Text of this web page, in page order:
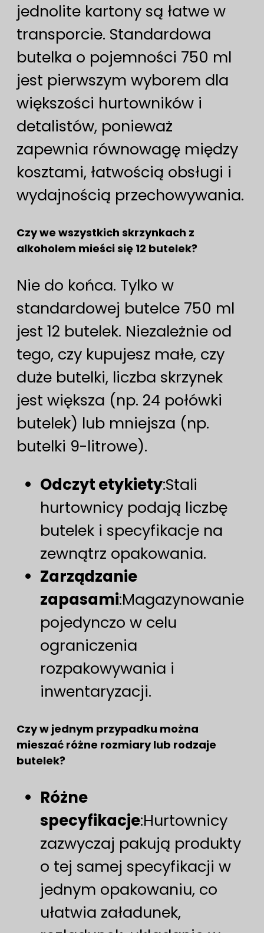
jednolite kartony są łatwe w
transporcie. Standardowa
butelka o pojemności 750 ml
jest pierwszym wyborem dla
większości hurtowników i
detalistów, ponieważ
zapewnia równowagę między
kosztami, łatwością obsługi i
wydajnością przechowywania.
Czy we wszystkich skrzynkach z
alkoholem mieści się 12 butelek?
Nie do końca. Tylko w
standardowej butelce 750 ml
jest 12 butelek. Niezależnie od
tego, czy kupujesz małe, czy
duże butelki, liczba skrzynek
jest większa (np. 24 połówki
butelek) lub mniejsza (np.
butelki 9-litrowe).
Odczyt etykiety:Stali
hurtownicy podają liczbę
butelek i specyfikacje na
zewnątrz opakowania.
Zarządzanie
zapasami:Magazynowanie
pojedynczo w celu
ograniczenia
rozpakowywania i
inwentaryzacji.
Czy w jednym przypadku można
mieszać różne rozmiary lub rodzaje
butelek?
Różne
specyfikacje:Hurtownicy
zazwyczaj pakują produkty
o tej samej specyfikacji w
jednym opakowaniu, co
ułatwia załadunek,